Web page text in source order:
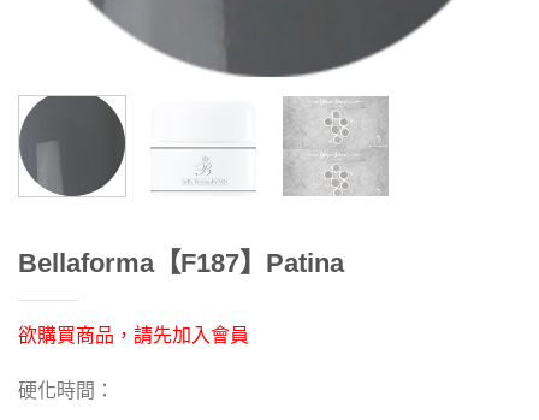
Bellaforma【F187】Patina
欲購買商品，請先加入會員
硬化時間：